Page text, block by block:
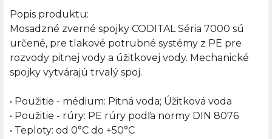
Popis produktu:
Mosadzné zverné spojky CODITAL Séria 7000 sú
určené, pre tlakové potrubné systémy z PE pre
rozvody pitnej vody a úžitkovej vody. Mechanické
spojky vytvárajú trvalý spoj.
• Použitie - médium: Pitná voda; Úžitková voda
• Použitie - rúry: PE rúry podľa normy DIN 8076
• Teploty: od 0°C do +50°C